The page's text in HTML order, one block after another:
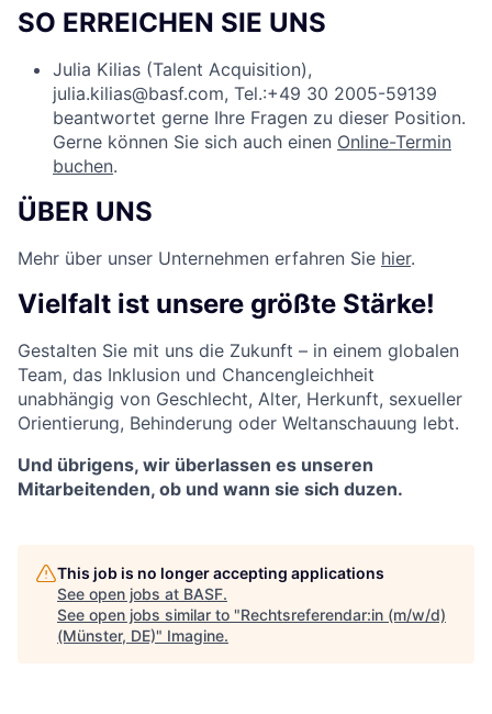
SO ERREICHEN SIE UNS
Julia Kilias (Talent Acquisition),
julia.kilias@basf.com, Tel.:+49 30 2005-59139
beantwortet gerne Ihre Fragen zu dieser Position.
Gerne können Sie sich auch einen Online-Termin
buchen.
ÜBER UNS
Mehr über unser Unternehmen erfahren Sie hier.
Vielfalt ist unsere größte Stärke!
Gestalten Sie mit uns die Zukunft – in einem globalen
Team, das Inklusion und Chancengleichheit
unabhängig von Geschlecht, Alter, Herkunft, sexueller
Orientierung, Behinderung oder Weltanschauung lebt.
Und übrigens, wir überlassen es unseren
Mitarbeitenden, ob und wann sie sich duzen.
This job is no longer accepting applications
See open jobs at BASF.
See open jobs similar to "Rechtsreferendar:in (m/w/d)
(Münster, DE)" Imagine.